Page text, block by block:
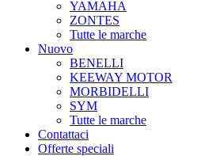
YAMAHA
ZONTES
Tutte le marche
Nuovo
BENELLI
KEEWAY MOTOR
MORBIDELLI
SYM
Tutte le marche
Contattaci
Offerte speciali